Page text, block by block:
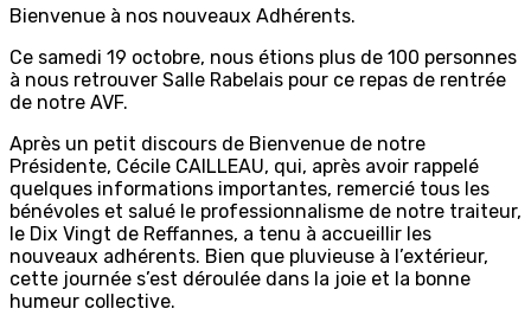
Bienvenue à nos nouveaux Adhérents.
Ce samedi 19 octobre, nous étions plus de 100 personnes
à nous retrouver Salle Rabelais pour ce repas de rentrée
de notre AVF.
Après un petit discours de Bienvenue de notre
Présidente, Cécile CAILLEAU, qui, après avoir rappelé
quelques informations importantes, remercié tous les
bénévoles et salué le professionnalisme de notre traiteur,
le Dix Vingt de Reffannes, a tenu à accueillir les
nouveaux adhérents. Bien que pluvieuse à l’extérieur,
cette journée s’est déroulée dans la joie et la bonne
humeur collective.